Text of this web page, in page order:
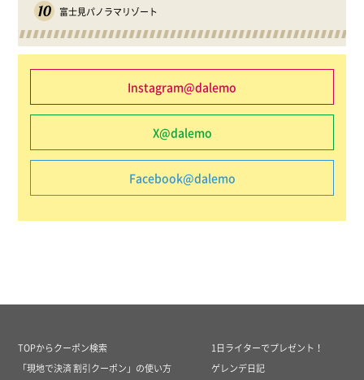
10 富士見パノラマリゾート
Instagram@dalemo
X@dalemo
Facebook@dalemo
TOPからクーポン検索
「現地で決済 割引クーポン」の使い方
1日ライターでプレゼント！
ゲレンデ日記